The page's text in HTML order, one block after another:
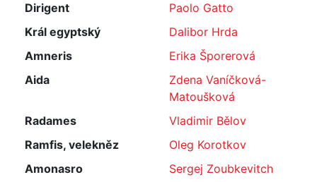
Dirigent
Paolo Gatto
Král egyptský
Dalibor Hrda
Amneris
Erika Šporerová
Aida
Zdena Vaníčková-
Matoušková
Radames
Vladimir Bělov
Ramfis, velekněz
Oleg Korotkov
Amonasro
Sergej Zoubkevitch